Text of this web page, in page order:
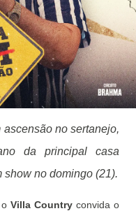
ascensão no sertanejo,
da principal casa
show no domingo (21).
oVilla Country convida o